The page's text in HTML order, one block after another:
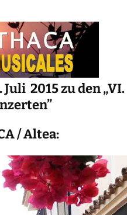
2015 zu den „VI.
/ Altea: